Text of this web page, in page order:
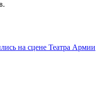
на сцене Театра Армии